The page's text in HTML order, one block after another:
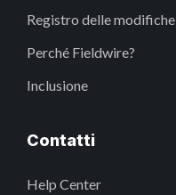
Registro delle modifiche
Perché Fieldwire?
Inclusione
Contatti
Help Center